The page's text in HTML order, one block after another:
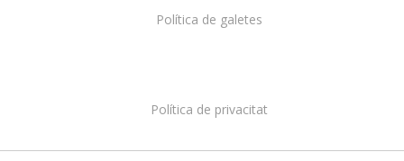
Política de privacitat
Política de galetes